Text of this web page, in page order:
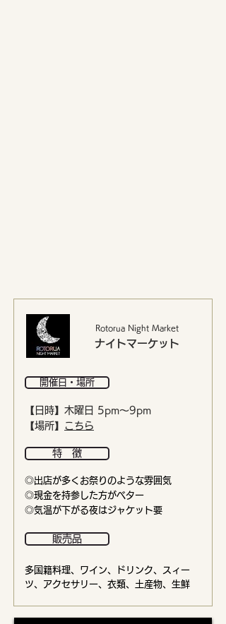
Rotorua Night Market
ナイトマーケット
開催日・場所
【日時】木曜日 5pm〜9pm
【場所】 こちら
特 徴
​◎出店が多くお祭りのような雰囲気
◎現金を持参した方がベター
◎気温が下がる夜はジャケット要
販売品
​多国籍料理、ワイン、ドリンク、スィー
ツ、アクセサリー、衣類、土産物、生鮮